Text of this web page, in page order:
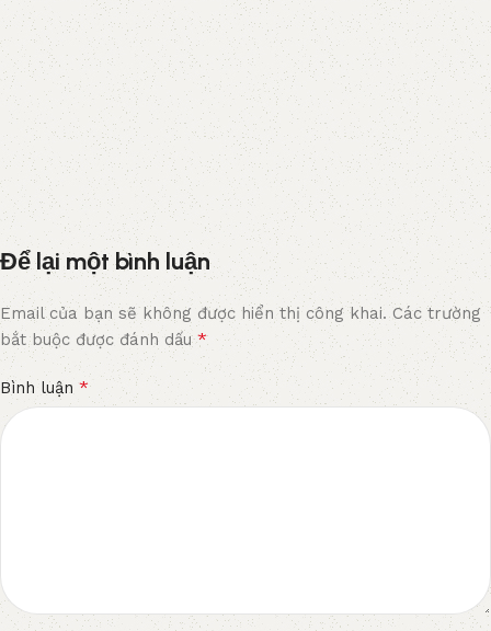
Để lại một bình luận
Email của bạn sẽ không được hiển thị công khai. Các trường
bắt buộc được đánh dấu*
Bình luận *